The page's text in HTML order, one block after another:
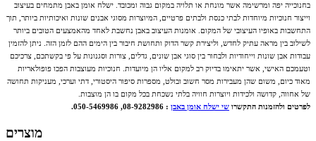
בחנוכייה יפה ומרשימה אשר מונחת או תלויה במקום גבוה ומכובד. ישלח אומן באבן מתמחים בעיצוב
וייצור חנוכיות מיוחדות לבתי כנסת ולבתים פרטיים, המיוצרות מסוגי אבנים שונות ואיכותיות ביותר, תוך
התחשבות באופיו העיצובי של המקום. אומנות העיצוב באבן נחשבת לאחד מהאמצעים הטובים ביותר
לשילוב בין מראה עתיק לחדש, וליצירת קשר הדוק ותחושת חיבור בין הימים ההם לזמן הזה. ניתן להזמין
עבודות אבן שונות וייחודיות ולבחור בין סוגי אבן שונים, גדלים, צורות וסגנונות על פי בקשתכם, צרכיכם
וטעמכם האישי, אשר יתאימו בדיוק רב למקום אליו הן מיועדות. חנוכיות מעוצבות הפכו פופולאריות
מאוד כיום, משום שהן מעבירות מסר חשוב ובולט, מספרות סיפור היסטורי, דתי וערכי, מעניקות תחושה
של אחווה, קדושה ולכידות ויוצרות חוויה בלתי נשכחת בכל מקום בו הן מוצבות.
לפרטים ולהזמנות התקשרו שי ישלח אומן באבן : 08-9282986, 050-5469986.
מוצרים